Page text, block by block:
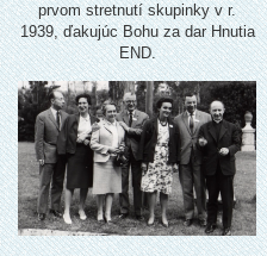
prvom stretnutí skupinky v r.
1939, ďakujúc Bohu za dar Hnutia
END.